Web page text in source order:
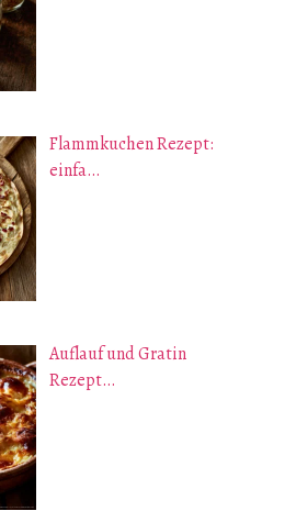
Flammkuchen Rezept:
einfa…
Auflauf und Gratin
Rezept…